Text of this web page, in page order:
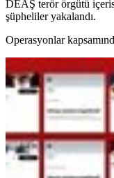
DEAŞ terör örgütü
şüpheliler yakalandı.
Operasyonlar